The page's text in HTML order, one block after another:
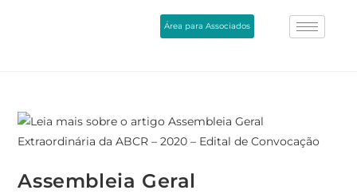
Área para Associados
Assembleia Geral